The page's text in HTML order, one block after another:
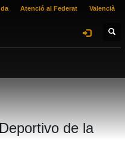
Atenció al Federat Valencià
de la